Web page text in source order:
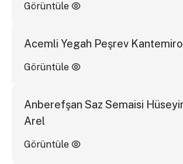
Görüntüle
Acemli Yegah Peşrev
Görüntüle
Anberefşan Saz Semaisi
Arel
Görüntüle